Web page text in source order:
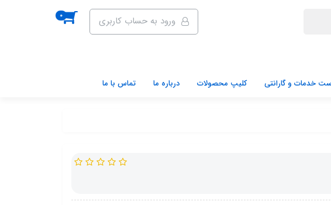
ورود به حساب کاربری 0
خدمات و گارانتی کلیپ محصولات درباره ما تماس با ما